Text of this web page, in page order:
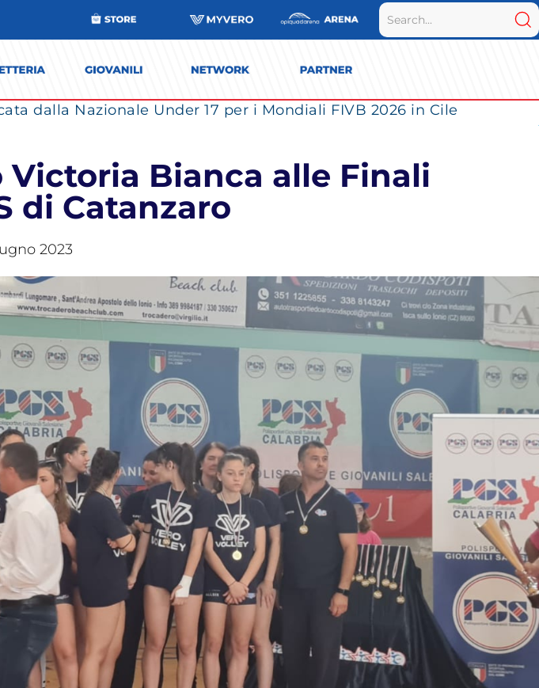
dalla Nazionale Under 17 per i Mondiali FIVB 2026 in Cile
Victoria Bianca alle Finali
di Catanzaro
2023